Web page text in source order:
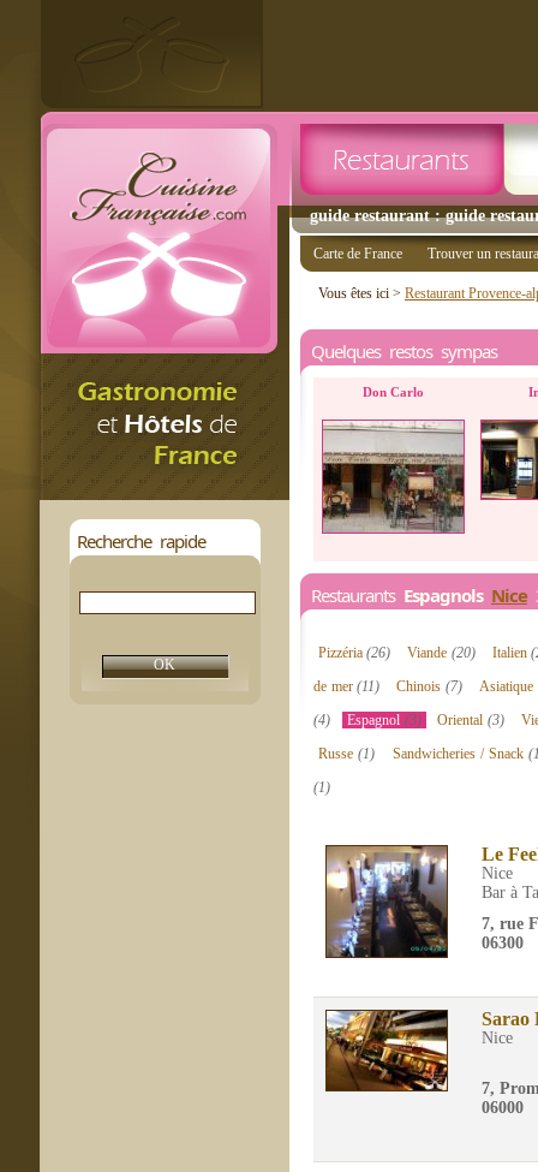
guide restaurant : guide
Recherche rapide
Carte de France Trouver un
Vous êtes ici > Restaurant Provence-
Quelques restos sympas
Don Carlo
Restaurants Espagnols Nice
Pizzéria(26) Viande (20) Italien
de mer(11) Chinois (7) Asiatique
(4)
Espagnol (3) Oriental(3)
Russe(1) Sandwicheries / Snack
(1)
Le
Nice
Bar à
7, rue
06300
Sarao
Nice
7,
06000